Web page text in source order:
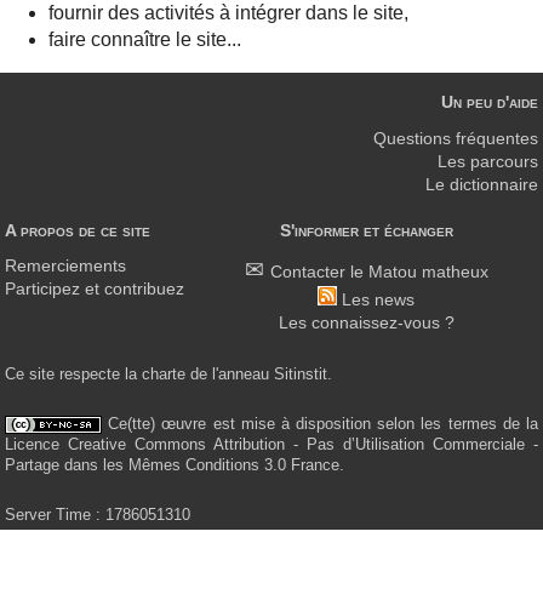
fournir des activités à intégrer dans le site,
faire connaître le site...
A propos de ce site
Remerciements
Participez et contribuez
S'informer et échanger
Contacter le Matou matheux
Les news
Les connaissez-vous ?
Un peu d'aide
Questions fréquentes
Les parcours
Le dictionnaire
Ce site respecte la charte de l'anneau Sitinstit.
Ce(tte) œuvre est mise à disposition selon les termes de la
Licence Creative Commons Attribution - Pas d’Utilisation Commerciale -
Partage dans les Mêmes Conditions 3.0 France.
Server Time : 1786051310